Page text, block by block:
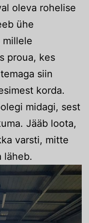
oleva rohelise
ühe
millele
proua, kes
siin
korda.
midagi, sest
Jääb loota,
varsti, mitte
läheb.